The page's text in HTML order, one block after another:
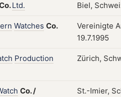
Ltd. Biel,
Watches Co.
Vereinigte
19.7.1995
Production
Zürich,
Co./
St.-Imier,